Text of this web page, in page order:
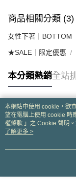
商品相關分類 (3)
女性下著｜BOTTOM
★SALE｜限定優惠
本分類熱銷全站
熱門標籤
本網站中使用 cookie，欲
望在電腦上使用 cookie 時
權條款 」之 Cookie 聲明
用條款之 Cookie 聲明使用
了解更多 >